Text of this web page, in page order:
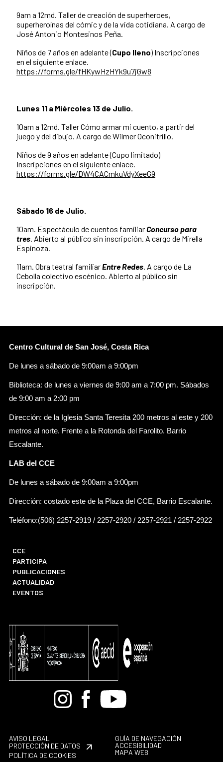
9am a 12md. Taller de creación de superheroes,
superheroínas del cómic y de la vida cotidiana. A cargo de
José Antonio Montesinos Peña.
Niños de 7 años en adelante (Cupo lleno) Inscripciones
en el siguiente enlace.
https://forms.gle/fHKywHzHYk9u7jGw8
Lunes 11 a Miércoles 13 de Julio.
10am a 12md. Taller Cómo armar mi cuento, a partir del
juego y del dibujo. A cargo de Wilmer Oconitrillo.
Niños de 9 años en adelante (Cupo limitado)
Inscripciones en el siguiente enlace.
https://forms.gle/DW4CACmkuVdyXeeG9
Sábado 16 de Julio.
10am. Espectáculo de cuentos familiarConcurso para
tres . Abierto al público sin inscripción. A cargo de Mirella
Espinoza.
11am. Obra teatral familiar Entre Redes . A cargo de La
Cebolla colectivo escénico. Abierto al público sin
inscripción.
Centro Cultural de San José, Costa Rica
De lunes a sábado de 9:00am a 9:00pm
Biblioteca: de lunes a viernes de 9:00 am a 7:00 pm. Sábados
de 9:00 am a 2:00 pm
Dirección: de la Iglesia Santa Teresita 200 metros al este y 200
metros al norte. Frente a la Rotonda del Farolito. Barrio
Escalante.
LAB del CCE
De lunes a sábado de 9:00am a 9:00pm
Dirección: costado este de la Plaza del CCE, Barrio Escalante.
Teléfono:(506) 2257-2919 / 2257-2920 / 2257-2921 / 2257-2922
CCE
PARTICIPA
PUBLICACIONES
ACTUALIDAD
EVENTOS
BandcampInstagramFacebook
Youtube
AVISO LEGAL
PROTECCIÓN DE DATOS
POLÍTICA DE COOKIES
GUÍA DE NAVEGACIÓN
ACCESIBILIDAD
MAPA WEB